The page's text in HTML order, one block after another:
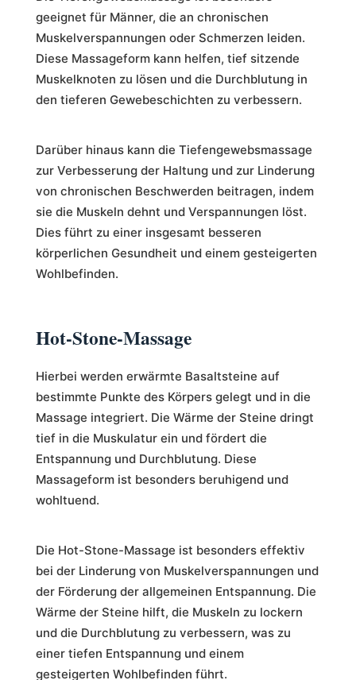
geeignet für Männer, die an chronischen
Muskelverspannungen oder Schmerzen leiden.
Diese Massageform kann helfen, tief sitzende
Muskelknoten zu lösen und die Durchblutung in
den tieferen Gewebeschichten zu verbessern.
Darüber hinaus kann die Tiefengewebsmassage
zur Verbesserung der Haltung und zur Linderung
von chronischen Beschwerden beitragen, indem
sie die Muskeln dehnt und Verspannungen löst.
Dies führt zu einer insgesamt besseren
körperlichen Gesundheit und einem gesteigerten
Wohlbefinden.
Hot-Stone-Massage
Hierbei werden erwärmte Basaltsteine auf
bestimmte Punkte des Körpers gelegt und in die
Massage integriert. Die Wärme der Steine dringt
tief in die Muskulatur ein und fördert die
Entspannung und Durchblutung. Diese
Massageform ist besonders beruhigend und
wohltuend.
Die Hot-Stone-Massage ist besonders effektiv
bei der Linderung von Muskelverspannungen und
der Förderung der allgemeinen Entspannung. Die
Wärme der Steine hilft, die Muskeln zu lockern
und die Durchblutung zu verbessern, was zu
einer tiefen Entspannung und einem
gesteigerten Wohlbefinden führt.